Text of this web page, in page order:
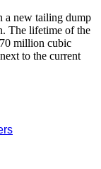
a new tailing dump
The lifetime of the
million cubic
to the current